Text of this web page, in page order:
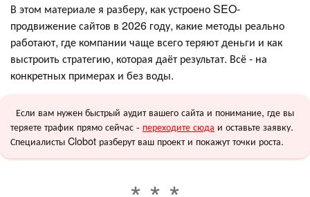
В этом материале я разберу, как устроено SEO-
продвижение сайтов в 2026 году, какие методы реально
работают, где компании чаще всего теряют деньги и как
выстроить стратегию, которая даёт результат. Всё - на
конкретных примерах и без воды.
Если вам нужен быстрый аудит вашего сайта и понимание, где вы
теряете трафик прямо сейчас - переходите сюда и оставьте заявку.
Специалисты Clobot разберут ваш проект и покажут точки роста.